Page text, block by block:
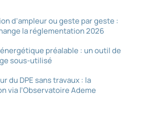
d’ampleur ou geste par geste :
la réglementation 2026
préalable : un outil de
sous-utilisé
du DPE sans travaux : la
via l’Observatoire Ademe